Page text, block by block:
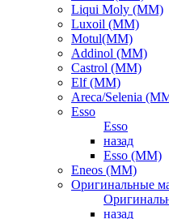
Liqui Moly (ММ)
Luxoil (ММ)
Motul(ММ)
Addinol (ММ)
Castrol (ММ)
Elf (ММ)
Areca/Selenia
Esso
Esso
назад
Esso (ММ)
Eneos (ММ)
Оригинальные
назад